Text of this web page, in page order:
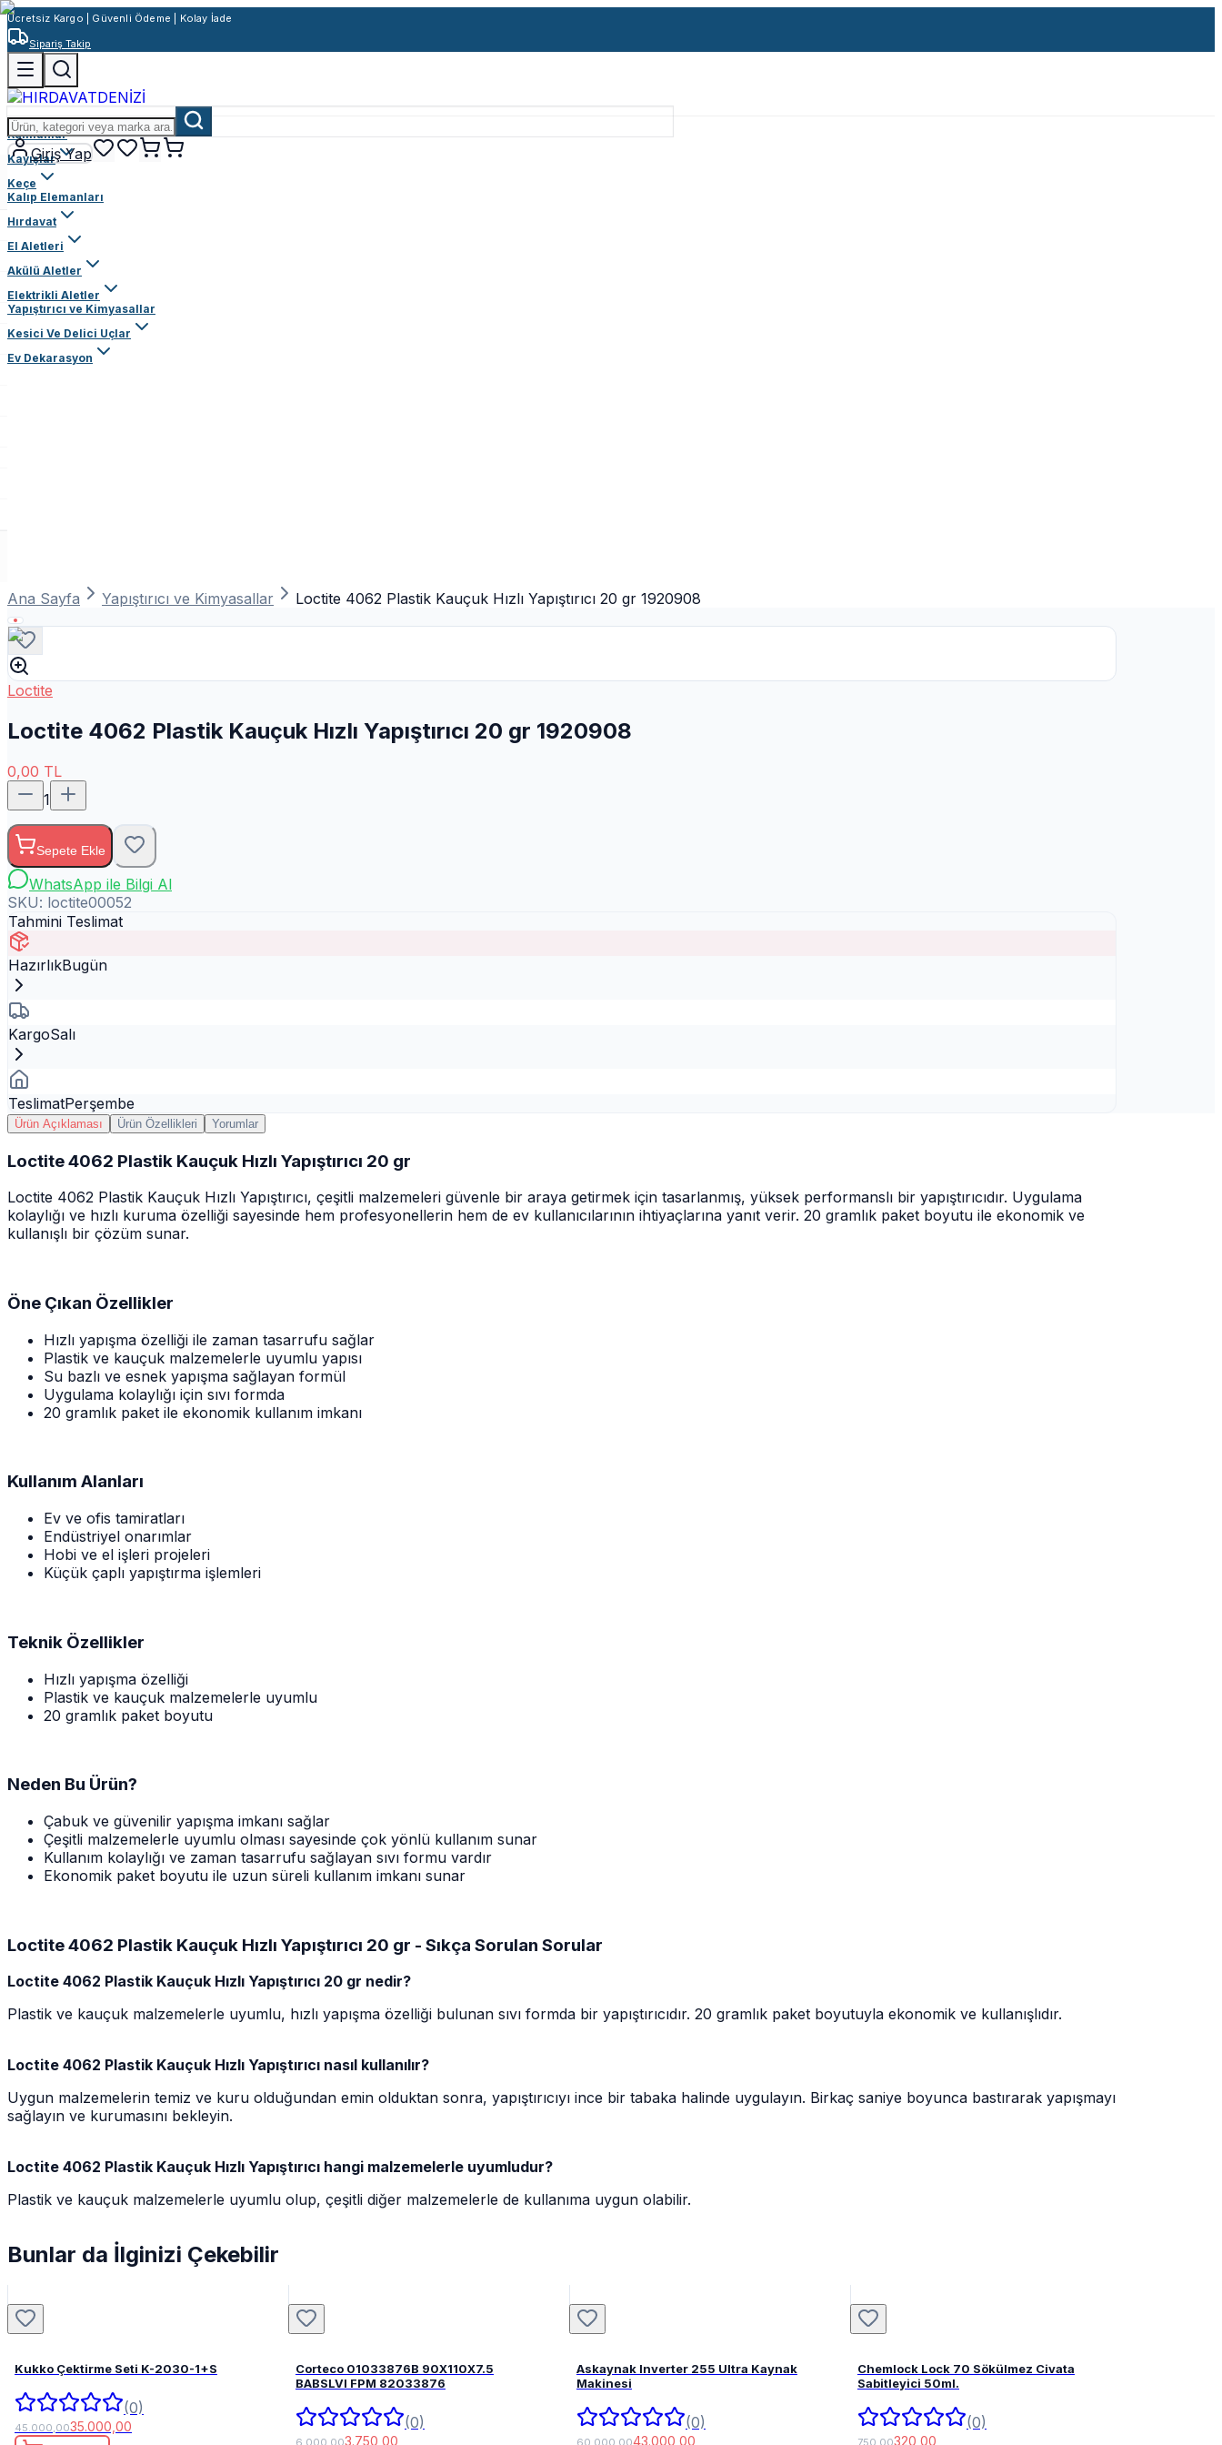
Ücretsiz Kargo | Güvenli Ödeme | Kolay İade
Sipariş Takip
Giriş Yap
Rulmanlar
Kayışlar
Keçe
Kalıp Elemanları
Hırdavat
El Aletleri
Akülü Aletler
Elektrikli Aletler
Yapıştırıcı ve Kimyasallar
Kesici Ve Delici Uçlar
Ev Dekarasyon
Ana Sayfa Yapıştırıcı ve Kimyasallar Loctite 4062 Plastik Kauçuk Hızlı Yapıştırıcı 20 gr 1920908
Loctite
Loctite 4062 Plastik Kauçuk Hızlı Yapıştırıcı 20 gr 1920908
0,00 TL
1
Sepete Ekle
WhatsApp ile Bilgi Al
SKU: loctite00052
Tahmini Teslimat
HazırlıkBugün
KargoSalı
TeslimatPerşembe
Ürün Açıklaması Ürün Özellikleri Yorumlar
Loctite 4062 Plastik Kauçuk Hızlı Yapıştırıcı 20 gr
Loctite 4062 Plastik Kauçuk Hızlı Yapıştırıcı, çeşitli malzemeleri güvenle bir araya getirmek için tasarlanmış, yüksek performanslı bir yapıştırıcıdır. Uygulama
kolaylığı ve hızlı kuruma özelliği sayesinde hem profesyonellerin hem de ev kullanıcılarının ihtiyaçlarına yanıt verir. 20 gramlık paket boyutu ile ekonomik ve
kullanışlı bir çözüm sunar.
Öne Çıkan Özellikler
Hızlı yapışma özelliği ile zaman tasarrufu sağlar
Plastik ve kauçuk malzemelerle uyumlu yapısı
Su bazlı ve esnek yapışma sağlayan formül
Uygulama kolaylığı için sıvı formda
20 gramlık paket ile ekonomik kullanım imkanı
Kullanım Alanları
Ev ve ofis tamiratları
Endüstriyel onarımlar
Hobi ve el işleri projeleri
Küçük çaplı yapıştırma işlemleri
Teknik Özellikler
Hızlı yapışma özelliği
Plastik ve kauçuk malzemelerle uyumlu
20 gramlık paket boyutu
Neden Bu Ürün?
Çabuk ve güvenilir yapışma imkanı sağlar
Çeşitli malzemelerle uyumlu olması sayesinde çok yönlü kullanım sunar
Kullanım kolaylığı ve zaman tasarrufu sağlayan sıvı formu vardır
Ekonomik paket boyutu ile uzun süreli kullanım imkanı sunar
Loctite 4062 Plastik Kauçuk Hızlı Yapıştırıcı 20 gr - Sıkça Sorulan Sorular
Loctite 4062 Plastik Kauçuk Hızlı Yapıştırıcı 20 gr nedir?
Plastik ve kauçuk malzemelerle uyumlu, hızlı yapışma özelliği bulunan sıvı formda bir yapıştırıcıdır. 20 gramlık paket boyutuyla ekonomik ve kullanışlıdır.
Loctite 4062 Plastik Kauçuk Hızlı Yapıştırıcı nasıl kullanılır?
Uygun malzemelerin temiz ve kuru olduğundan emin olduktan sonra, yapıştırıcıyı ince bir tabaka halinde uygulayın. Birkaç saniye boyunca bastırarak yapışmayı
sağlayın ve kurumasını bekleyin.
Loctite 4062 Plastik Kauçuk Hızlı Yapıştırıcı hangi malzemelerle uyumludur?
Plastik ve kauçuk malzemelerle uyumlu olup, çeşitli diğer malzemelerle de kullanıma uygun olabilir.
Bunlar da İlginizi Çekebilir
Kukko Çektirme Seti K-2030-1+S
(0)
45.000,0035.000,00
Corteco 01033876B 90X110X7.5
BABSLVI FPM 82033876
(0)
6.000,003.750,00
Askaynak Inverter 255 Ultra Kaynak
Makinesi
(0)
60.000,0043.000,00
Chemlock Lock 70 Sökülmez Civata
Sabitleyici 50ml.
(0)
750,00320,00